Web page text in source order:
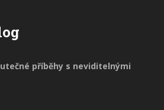
příběhy s neviditelnými